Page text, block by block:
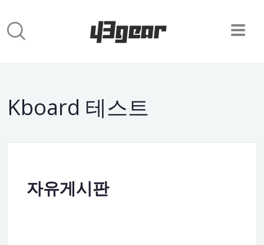
Kboard 테스트
자유게시판